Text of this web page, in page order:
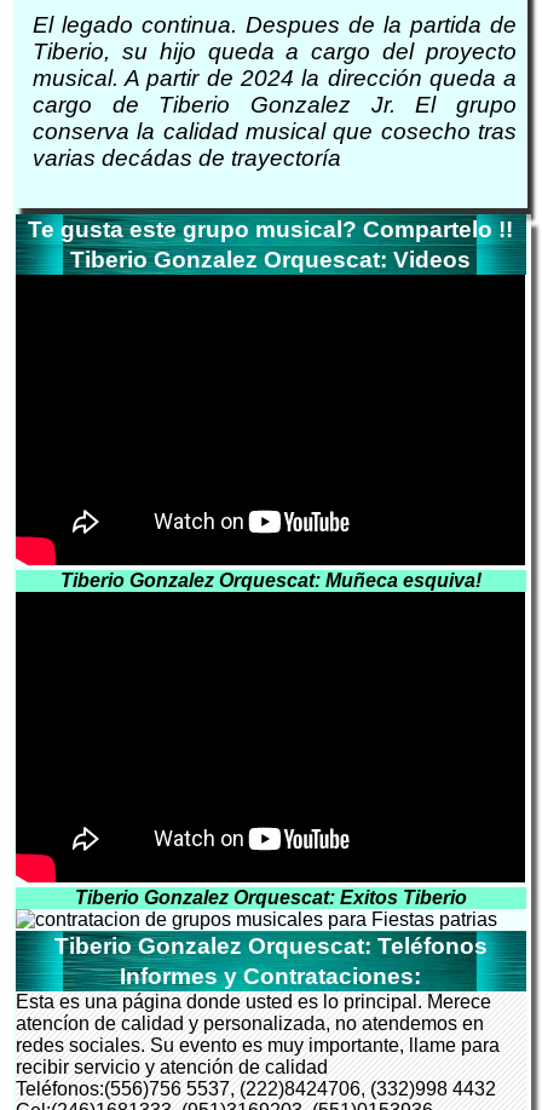
El legado continua. Despues de la partida de
Tiberio, su hijo queda a cargo del proyecto
musical. A partir de 2024 la dirección queda a
cargo de Tiberio Gonzalez Jr. El grupo
conserva la calidad musical que cosecho tras
varias decádas de trayectoría
Te gusta este grupo musical? Compartelo !!
Tiberio Gonzalez Orquescat: Videos
Tiberio Gonzalez Orquescat: Muñeca esquiva!
Tiberio Gonzalez Orquescat: Exitos Tiberio
Tiberio Gonzalez Orquescat: Teléfonos
Informes y Contrataciones:
Esta es una página donde usted es lo principal. Merece
atencíon de calidad y personalizada, no atendemos en
redes sociales. Su evento es muy importante, llame para
recibir servicio y atención de calidad
Teléfonos:(556)756 5537, (222)8424706, (332)998 4432